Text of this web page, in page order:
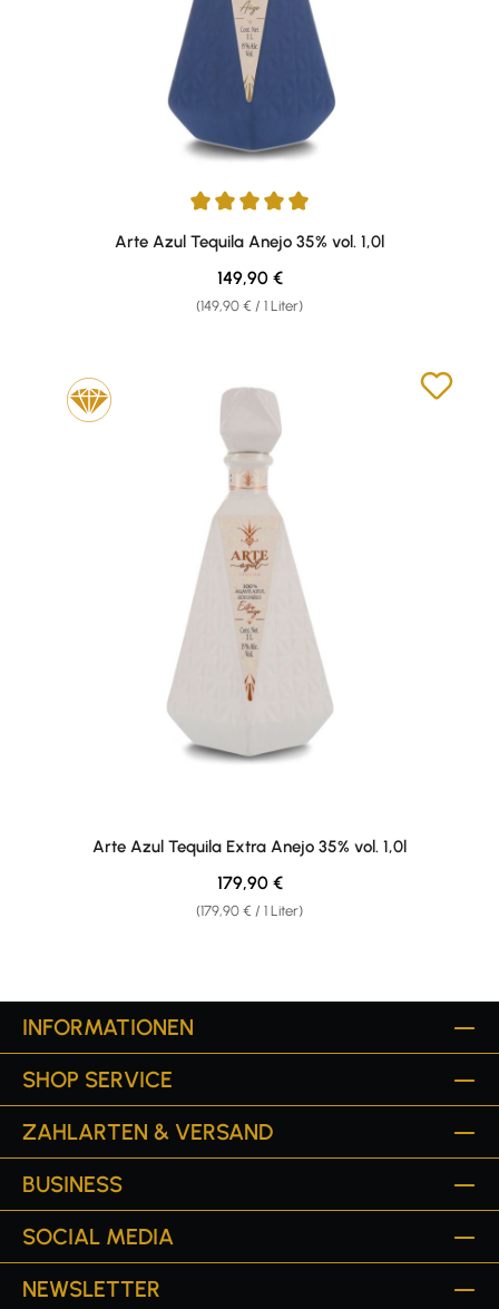
Durchschnittliche Bewertung von 5 von 5 Sternen
Arte Azul Tequila Anejo 35% vol. 1,0l
(149,90 € / 1 Liter)
Regulärer Preis:
149,90 €
Arte Azul Tequila Extra Anejo 35% vol. 1,0l
(179,90 € / 1 Liter)
Regulärer Preis:
179,90 €
INFORMATIONEN
SHOP SERVICE
ZAHLARTEN & VERSAND
BUSINESS
SOCIAL MEDIA
NEWSLETTER